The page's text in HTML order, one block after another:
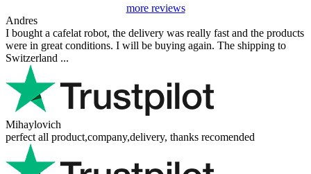
more reviews
Andres
I bought a cafelat robot, the delivery was really fast and the products
were in great conditions. I will be buying again. The shipping to
Switzerland ...
Mihaylovich
perfect all product,company,delivery, thanks recomended